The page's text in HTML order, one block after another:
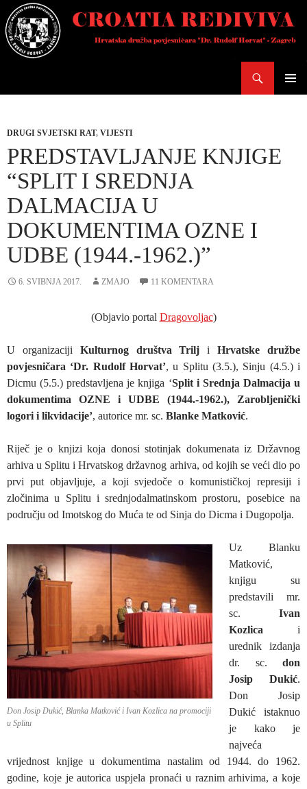
Skoči
do
sadržaja
DRUGI SVJETSKI RAT, VIJESTI
PREDSTAVLJANJE KNJIGE
“SPLIT I SREDNJA
DALMACIJA U
DOKUMENTIMA OZNE I
UDBE (1944.-1962.)”
6. SVIBNJA 2017. ZMAJO 11 KOMENTARA
(Objavio portal Dragovoljac)
U organizaciji Kulturnog društva Trilj iHrvatske družbe
povjesničara ‘Dr. Rudolf Horvat’, u Splitu (3.5.), Sinju (4.5.) i
Dicmu (5.5.) predstavljena je knjiga ‘Split i Srednja Dalmacija u
dokumentima OZNE i UDBE (1944.-1962.), Zarobljenički
logori i likvidacije’, autorice mr. sc. Blanke Matković.
Riječ je o knjizi koja donosi stotinjak dokumenata iz Državnog
arhiva u Splitu i Hrvatskog državnog arhiva, od kojih se veći dio po
prvi put objavljuje, a koji svjedoče o komunističkoj represiji i
zločinima u Splitu i srednjodalmatinskom prostoru, posebice na
području od Imotskog do Muća te od Sinja do Dicma i Dugopolja.
Don Josip Dukić, Blanka Matković i Ivan Kozlica na promociji
u Splitu
Uz Blanku
Matković,
knjigu su
predstavili mr.
sc. Ivan
Kozlica i
urednik izdanja
dr. sc. don
Josip Dukić.
Don Josip
Dukić istaknuo
je kako je
najveća
vrijednost knjige u dokumentima nastalim od 1944. do 1962.
godine, koje je autorica uspjela pronaći u raznim arhivima, a koje